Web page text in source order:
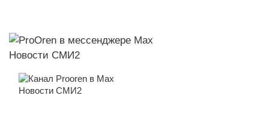
Новости СМИ2
Новости СМИ2